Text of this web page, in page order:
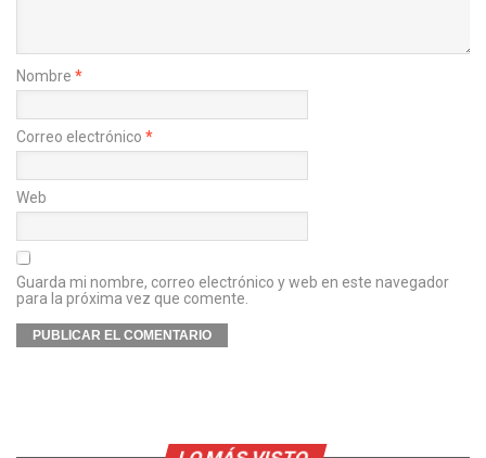
Nombre *
Correo electrónico *
Web
Guarda mi nombre, correo electrónico y web en este navegador
para la próxima vez que comente.